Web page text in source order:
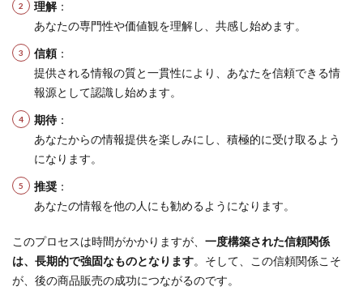
理解：
あなたの専門性や価値観を理解し、共感し始めます。
信頼 ：
提供される情報の質と一貫性により、あなたを信頼できる情
報源として認識し始めます。
期待：
あなたからの情報提供を楽しみにし、積極的に受け取るよう
になります。
推奨 ：
あなたの情報を他の人にも勧めるようになります。
このプロセスは時間がかかりますが、 一度構築された信頼関係
は、長期的で強固なものとなります。そして、この信頼関係こそ
が、後の商品販売の成功につながるのです。